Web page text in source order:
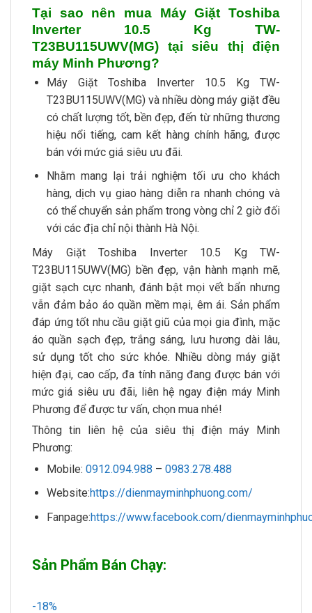
Tại sao nên mua Máy Giặt Toshiba
Inverter 10.5 Kg TW-
T23BU115UWV(MG) tại siêu thị điện
máy Minh Phương?
Máy Giặt Toshiba Inverter 10.5 Kg TW-
T23BU115UWV(MG) và nhiều dòng máy giặt đều
có chất lượng tốt, bền đẹp, đến từ những thương
hiệu nổi tiếng, cam kết hàng chính hãng, được
bán với mức giá siêu ưu đãi.
Nhằm mang lại trải nghiệm tối ưu cho khách
hàng, dịch vụ giao hàng diễn ra nhanh chóng và
có thể chuyển sản phẩm trong vòng chỉ 2 giờ đối
với các địa chỉ nội thành Hà Nội.
Máy Giặt Toshiba Inverter 10.5 Kg TW-
T23BU115UWV(MG) bền đẹp, vận hành mạnh mẽ,
giặt sạch cực nhanh, đánh bật mọi vết bẩn nhưng
vẫn đảm bảo áo quần mềm mại, êm ái. Sản phẩm
đáp ứng tốt nhu cầu giặt giũ của mọi gia đình, mặc
áo quần sạch đẹp, trắng sáng, lưu hương dài lâu,
sử dụng tốt cho sức khỏe. Nhiều dòng máy giặt
hiện đại, cao cấp, đa tính năng đang được bán với
mức giá siêu ưu đãi, liên hệ ngay điện máy Minh
Phương để được tư vấn, chọn mua nhé!
Thông tin liên hệ của siêu thị điện máy Minh
Phương:
Mobile: 0912.094.988 – 0983.278.488
Website:https://dienmayminhphuong.com/
Fanpage:https://www.facebook.com/
Sản Phẩm Bán Chạy:
-18%